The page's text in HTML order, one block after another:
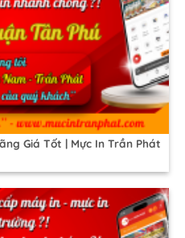
Giá Tốt | Mực In Trần Phát